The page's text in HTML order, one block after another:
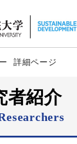
詳細ページ
者紹介